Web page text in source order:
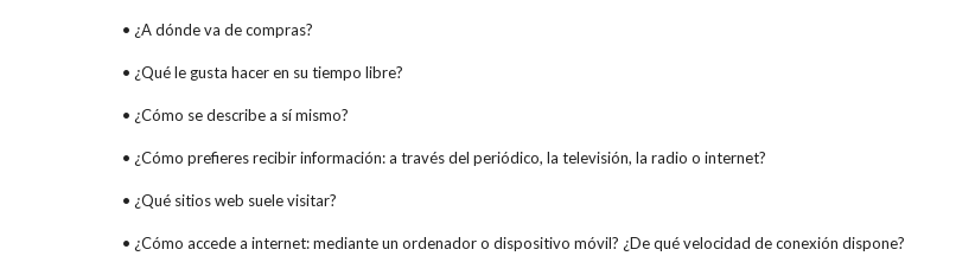
• ¿A dónde va de compras?
• ¿Qué le gusta hacer en su tiempo libre?
• ¿Cómo se describe a sí mismo?
• ¿Cómo prefieres recibir información: a través del periódico, la televisión, la radio o internet?
• ¿Qué sitios web suele visitar?
• ¿Cómo accede a internet: mediante un ordenador o dispositivo móvil? ¿De qué velocidad de conexión dispone?